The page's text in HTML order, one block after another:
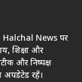
Halchal News पर
शिक्षा और
और निष्पक्ष
अपडेटेड रहें।